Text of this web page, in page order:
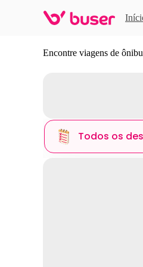
Descubra
Encontre viagens de
Todos os